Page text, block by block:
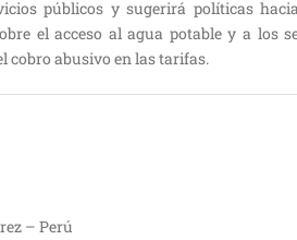
públicos y sugerirá políticas
el acceso al agua potable y a los
cobro abusivo en las tarifas.
– Perú